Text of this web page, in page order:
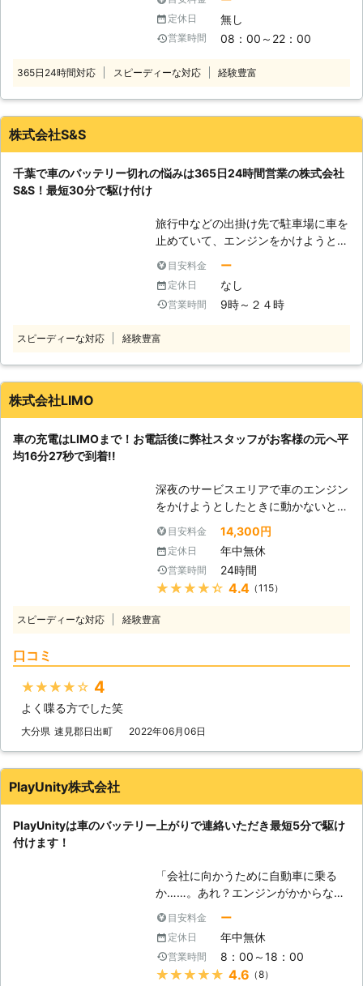
を実施し、お客様の安全なカーライフ
をサポート！エンジンルーム内からタ
での動作確認もおこないます。 バッ
ご依頼くださいね。
が止まってしまったら、目的に向かう
どころか帰宅することもできないの
で、とても困ってしまいます。もし運
「生活のトラブル係24」におまかせ
そのためバッテリー内の電気が切れて
●バッテリー上がりが疑われるときは
ここをチェック！ バッテリー上がり
が起こっている場合、以下の3つの症
状がみられます。車が動かないとき
は、この状態になっていないかチェッ
クしてみましょう。 （1）エンジンが
起動するかどうか 車のバッテリーが
のがかかりません。エンジンが起動す
るときには「キュルキュル」という音
です。車で移動中に止まったのではな
く、乗ろうとしたそのときにエンジン
ライトやテールランプなどが点灯する
か・カーオーディオなどから音が出る
は、バッテリーに充電されている電気
を使って点灯します。そのため、バッ
テリーの中に貯められている電気が空
っぽになっていたらつきません。 も
カーオーディオなども使えない状態に
テリーが切れてしまうと移動ができな
くなってしまうので、目的地にたどり
う。 弊社は24時間365日で対応して
おります。深夜でも最短20分で駆け
めさせていただきます。
定休日 無し
営業時間 08：00～22：00
365日24時間対応 スピーディーな対応 経験豊富
株式会社S&S
千葉で車のバッテリー切れの悩みは365日24時間営業の株式会社
S&S！最短30分で駆け付け
旅行中などの出掛け先で駐車場に車を
止めていて、エンジンをかけようとし
ていませんか？エンジンがかからない
ときは、車の充電が切れているかもし
れません。 充電切れの原因は、カー
です。例えば、東京ディズニーランド
ように、バッテリーの充電を復活させ
たら、弊社「株式会社S&S」にご依頼
ください！ 【最短30分駆けつけ可
能！緊急事態だからこそ365日24時
間迅速に駆けつけます】 株式会社
S&Sは、千葉県内であれば最短30分
でお客さまの元へ駆けつけることがで
きます。弊社はすぐにお客様の元へ駆
けつけられるように、工具などの準備
可能なのです。 お客様のもとへ最短
株式会社S&Sは365日24時間対応して
います。 深夜や祝日、元旦などの時
間帯に車のバッテリーが切れてしまっ
ができるので、お客様の「目的地に行
けなくなるかも……」という問題を解
消いたします。 もしも車のバッテリ
がお客様により良い快適な旅行ライフ
や快適で明るいカーライフを提供いた
目安料金 ー
定休日 なし
営業時間 9時～２４時
スピーディーな対応 経験豊富
株式会社LIMO
車の充電はLIMOまで！お電話後に弊社スタッフがお客様の元へ平
均16分27秒で到着!!
深夜のサービスエリアで車のエンジン
をかけようとしたときに動かないと、
困ってしまいますよね。エンジンがか
からなければ自宅にも帰れない、観光
もできないので八方塞がりです。 そ
んなときこそ、弊社「LＩMO」がお
客様の元へすぐに駆けつけてお助けし
電話をいただいたてから平均16分27
を何度も反復すると、作業内容を覚え
けられるようになったのです。 この
することができます。もしも車のエン
ジンが止まった場合、弊社までご連絡
くださいませ。連絡後、弊社スタッフ
がお客様の元へ駆けつけて車のバッテ
目安料金 14,300円
定休日 年中無休
営業時間 24時間
★★★★★ 4.4（115）
スピーディーな対応 経験豊富
口コミ
★★★★★ 4
よく喋る方でした笑
大分県 速見郡日出町 2022年06月06日
PlayUnity株式会社
PlayUnityは車のバッテリー上がりで連絡いただき最短5分で駆け
付けます！
「会社に向かうために自動車に乗る
か……。あれ？エンジンがかからな
りますよね。当たり前のように動くと
思っていたので、今から電車で会社に
行こうにも、遅刻してしまうかもしれ
ません。「どうせ遅刻するなら、車が
目安料金 ー
定休日 年中無休
営業時間 8：00～18：00
★★★★★ 4.6 （8）